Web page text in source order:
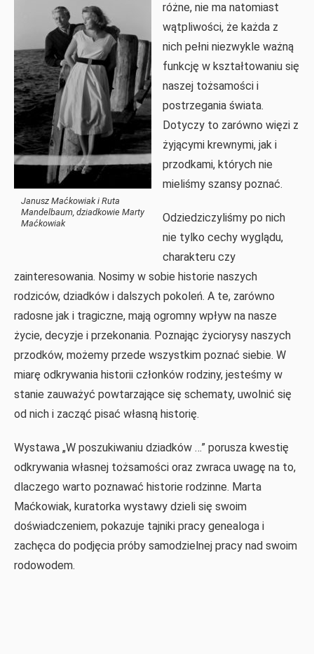
Janusz Maćkowiak i Ruta
Mandelbaum, dziadkowie Marty
Maćkowiak
różne, nie ma natomiast
wątpliwości, że każda z
nich pełni niezwykle ważną
funkcję w kształtowaniu się
naszej tożsamości i
postrzegania świata.
Dotyczy to zarówno więzi z
żyjącymi krewnymi, jak i
przodkami, których nie
mieliśmy szansy poznać.
Odziedziczyliśmy po nich
nie tylko cechy wyglądu,
charakteru czy
zainteresowania. Nosimy w sobie historie naszych
rodziców, dziadków i dalszych pokoleń. A te, zarówno
radosne jak i tragiczne, mają ogromny wpływ na nasze
życie, decyzje i przekonania. Poznając życiorysy naszych
przodków, możemy przede wszystkim poznać siebie. W
miarę odkrywania historii członków rodziny, jesteśmy w
stanie zauważyć powtarzające się schematy, uwolnić się
od nich i zacząć pisać własną historię.
Wystawa „W poszukiwaniu dziadków …” porusza kwestię
odkrywania własnej tożsamości oraz zwraca uwagę na to,
dlaczego warto poznawać historie rodzinne. Marta
Maćkowiak, kuratorka wystawy dzieli się swoim
doświadczeniem, pokazuje tajniki pracy genealoga i
zachęca do podjęcia próby samodzielnej pracy nad swoim
rodowodem.